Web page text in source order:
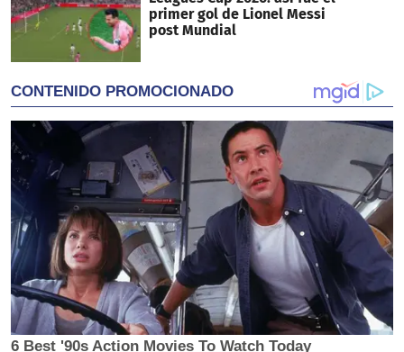
primer gol de Lionel Messi
post Mundial